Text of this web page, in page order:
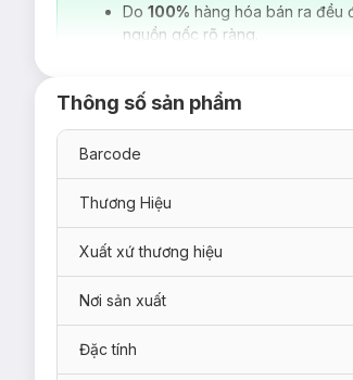
Dao cạo râulà một sản phẩm không thể
thiết. Chính vì thế, việc lựa chọn một sản
hơn mà còn giúp bảo vệ làn da, không
Do 100% hàng hóa bán ra đều
nguồn gốc rõ ràng.
Thông số sản phẩm
Barcode
Thương Hiệu
Xuất xứ thương hiệu
Nơi sản xuất
Đặc tính